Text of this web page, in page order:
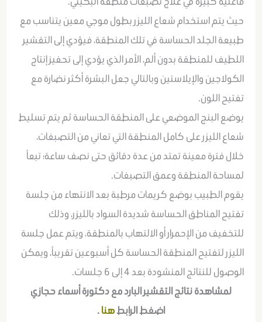
حيث يتم استخدام شعاع الليزر بطول موجي معين يتناسب مع
طبيعة الجلد الحساسة في تلك المنطقة، فيؤدي إلى التقشير
اللطيف للمنطقة بدون ألم، الأمر الذي يؤدي إلى تحفيز إنتاج
الكولاجين والإيلاستين وبالتالي جعل البشرة أكثر نضارة مع
تفتيح اللون.
يوضع البنج الموضعي على المنطقة الحساسة ثم يتم تسليط
شعاع الليزر على كامل المنطقة التي تعاني من التصبغات،
خلال فترة معينة تمتد من عدة دقائق حتى نصف ساعة؛ تبعاً
لمساحة المنطقة وعمق التصبغات.
يقوم الطبيب بوضع كريمات مرطبة بعد الانتهاء من جلسة
تفتيح المناطق الحساسة شديدة السواد بالليزر، وذلك
للتخفيف من الإحمرار أو الالتهاب بالمنطقة، ويتم عمل جلسة
الليزر لتفتيح المنطقة الحساسة كل أسبوعين تقريباً، ويمكن
الوصول للنتائج المنشودة بعد 4 إلى 6 جلسات.
لمشاهدة نتائج التقشير البارد مع دكتورة أسماء حجازي
اضغط الرابطهنا.